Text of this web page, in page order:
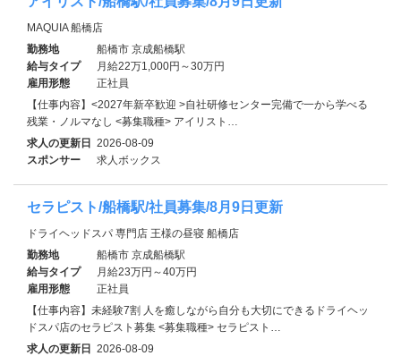
MAQUIA 船橋店
勤務地
船橋市 京成船橋駅
給与タイプ
月給22万1,000円～30万円
雇用形態
正社員
【仕事内容】<2027年新卒歓迎 >自社研修センター完備で一から学べる
残業・ノルマなし <募集職種> アイリスト…
求人の更新日 2026-08-09
スポンサー
求人ボックス
セラピスト/船橋駅/社員募集/8月9日更新
ドライヘッドスパ 専門店 王様の昼寝 船橋店
勤務地
船橋市 京成船橋駅
給与タイプ
月給23万円～40万円
雇用形態
正社員
【仕事内容】未経験7割 人を癒しながら自分も大切にできるドライヘッ
ドスパ店のセラピスト募集 <募集職種> セラピスト…
求人の更新日 2026-08-09